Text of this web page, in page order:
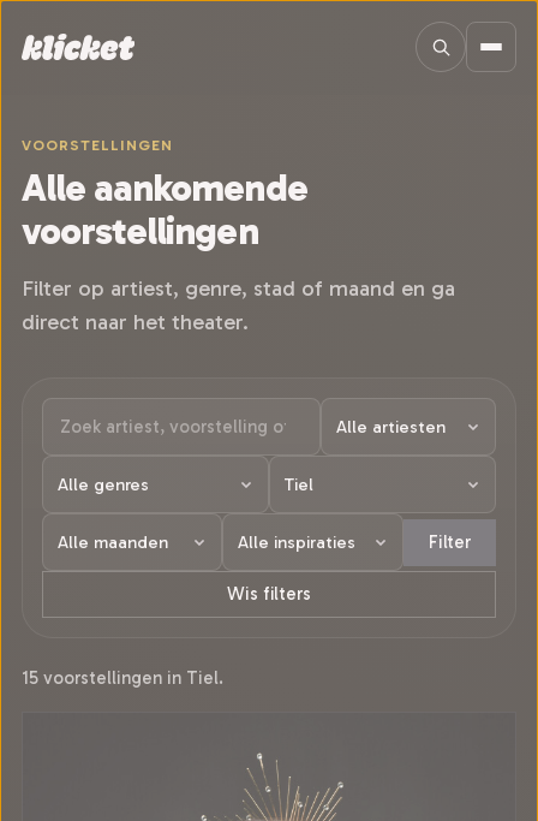
VOORSTELLINGEN
Alle aankomende
voorstellingen
Filter op artiest, genre, stad of maand en ga
direct naar het theater.
Filter
Wis filters
15 voorstellingen in Tiel.